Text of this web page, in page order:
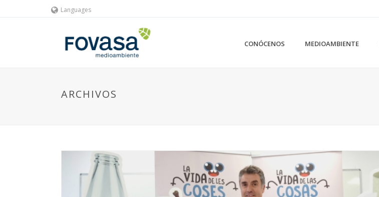
Languages
CONÓCENOS MEDIOAMBIENTE
ARCHIVOS